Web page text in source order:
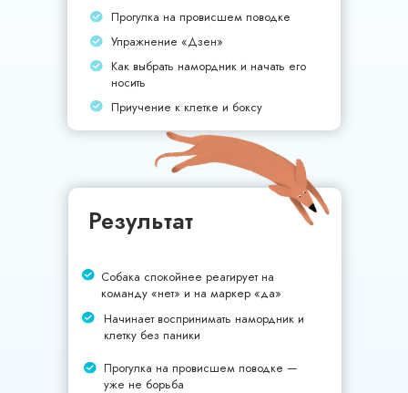
Результат
Прогулка на провисшем поводке
Упражнение «Дзен»
Как выбрать намордник и начать его
носить
Приучение к клетке и боксу
Собака спокойнее реагирует на
команду «нет» и на маркер «да»
Начинает воспринимать намордник и
клетку без паники
Прогулка на провисшем поводке —
уже не борьба